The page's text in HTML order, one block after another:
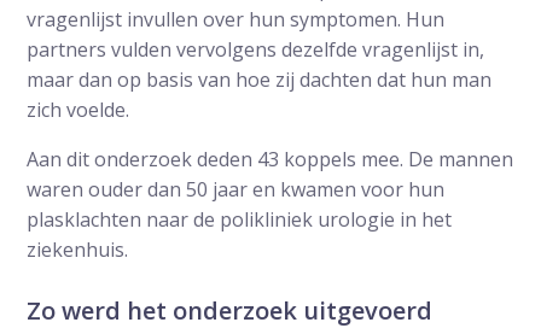
vragenlijst invullen over hun symptomen. Hun
partners vulden vervolgens dezelfde vragenlijst in,
maar dan op basis van hoe zij dachten dat hun man
zich voelde.
Aan dit onderzoek deden 43 koppels mee. De mannen
waren ouder dan 50 jaar en kwamen voor hun
plasklachten naar de polikliniek urologie in het
ziekenhuis.
Zo werd het onderzoek uitgevoerd